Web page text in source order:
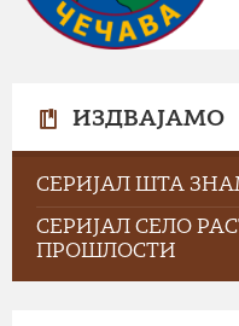
ИЗДВАЈАМО
СЕРИЈАЛ ШТА
СЕРИЈАЛ СЕЛО
ПРОШЛОСТИ